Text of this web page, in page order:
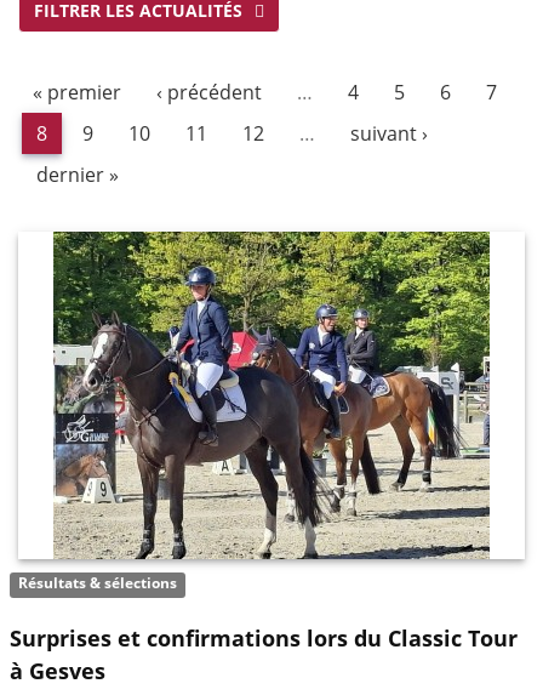
FILTRER LES ACTUALITÉS
« premier ‹ précédent … 4 5 6
7
8
9 10 11 12 …
suivant ›
dernier »
Résultats & sélections
Surprises et confirmations lors du Classic Tour
à Gesves